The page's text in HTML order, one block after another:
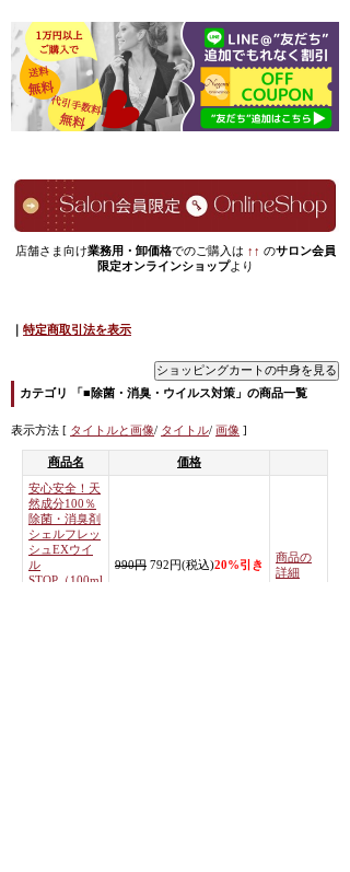
店舗さま向け業務用・卸価格でのご購入は ↑↑ のサロン会員
限定オンラインショップより
特定商取引法を表示
カテゴリ 「■除菌・消臭・ウイルス対策」の商品一覧
表示方法 [ タイトルと画像/ タイトル/ 画像 ]
商品名 価格
安心安全！天
然成分100％
除菌・消臭剤
シェルフレッ
シュEXウイ
ル
STOP（100ml
990円 792円(税込)20%引き
商品の
詳細